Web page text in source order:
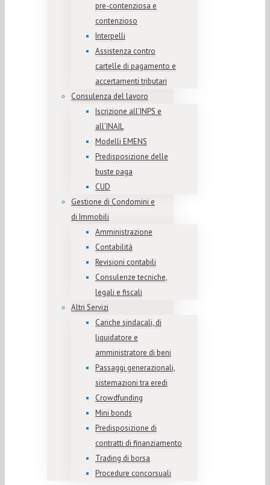
pre-contenziosa e
contenzioso
Interpelli
Assistenza contro
cartelle di pagamento e
accertamenti tributari
Consulenza del lavoro
Iscrizione all’INPS e
all’INAIL
Modelli EMENS
Predisposizione delle
buste paga
CUD
Gestione di Condomini e
di Immobili
Amministrazione
Contabilità
Revisioni contabili
Consulenze tecniche,
legali e fiscali
Altri Servizi
Cariche sindacali, di
liquidatore e
amministratore di beni
Passaggi generazionali,
sistemazioni tra eredi
Crowdfunding
Mini bonds
Predisposizione di
contratti di finanziamento
Trading di borsa
Procedure concorsuali